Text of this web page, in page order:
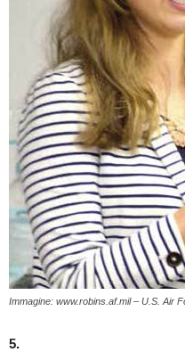
Immagine: www.robins.af.mil – U.S. Air
5.